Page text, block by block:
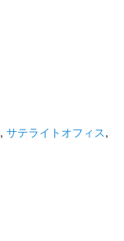
, サテライトオフィス,